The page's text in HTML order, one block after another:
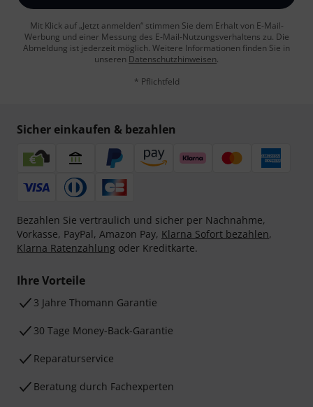
Mit Klick auf „Jetzt anmelden“ stimmen Sie dem Erhalt von E-Mail-
Werbung und einer Messung des E-Mail-Nutzungsverhaltens zu. Die
Abmeldung ist jederzeit möglich. Weitere Informationen finden Sie in
unseren Datenschutzhinweisen.
* Pflichtfeld
Sicher einkaufen & bezahlen
Bezahlen Sie vertraulich und sicher per Nachnahme,
Vorkasse, PayPal, Amazon Pay, Klarna Sofort bezahlen,
Klarna Ratenzahlung oder Kreditkarte.
Ihre Vorteile
3 Jahre Thomann Garantie
30 Tage Money-Back-Garantie
Reparaturservice
Beratung durch Fachexperten